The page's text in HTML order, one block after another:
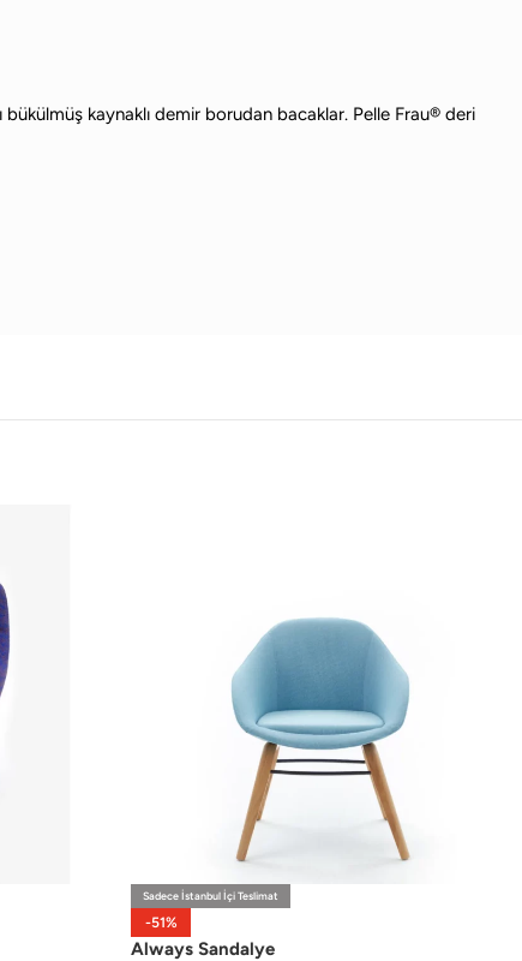
kaynaklı demir borudan bacaklar. Pelle Frau® deri
-51%
Sadece İstanbul İçi Teslimat
Always Sandalye